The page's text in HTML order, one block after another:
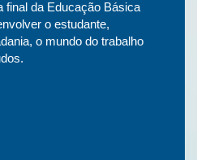
final da Educação Básica
o estudante,
o mundo do trabalho